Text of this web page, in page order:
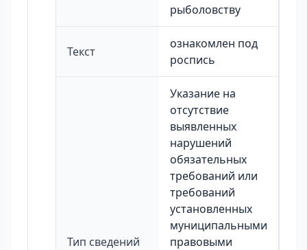
рыболовству
Текст
ознакомлен под
роспись
Тип сведений
Указание на
отсутствие
выявленных
нарушений
обязательных
требований или
требований
установленных
муниципальными
правовыми